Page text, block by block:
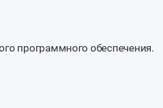
программного обеспечения.